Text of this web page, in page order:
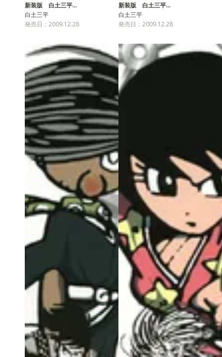
新装版 白土三平…
白土三平
発売日：2009.12.28
新装版 白土三平…
白土三平
発売日：2009.12.28